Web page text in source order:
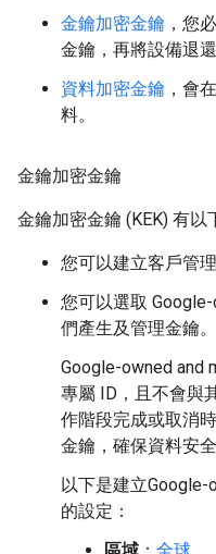
金鑰加密金鑰 ，您
金鑰，再將設備退還
資料加密金鑰 ，會
料。
金鑰加密金鑰
金鑰加密金鑰 (KEK) 有以
您可以建立客戶管
您可以選取
們產生及管理金鑰。
Google-owned and
專屬 ID，且不會與
作階段完成或取消
金鑰，確保資料安全
以下是建立Google-
的設定：